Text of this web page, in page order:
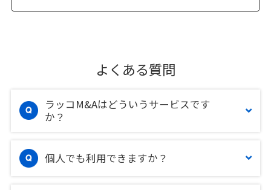
よくある質問
ラッコM&Aはどういうサービスです
か？
個人でも利用できますか？